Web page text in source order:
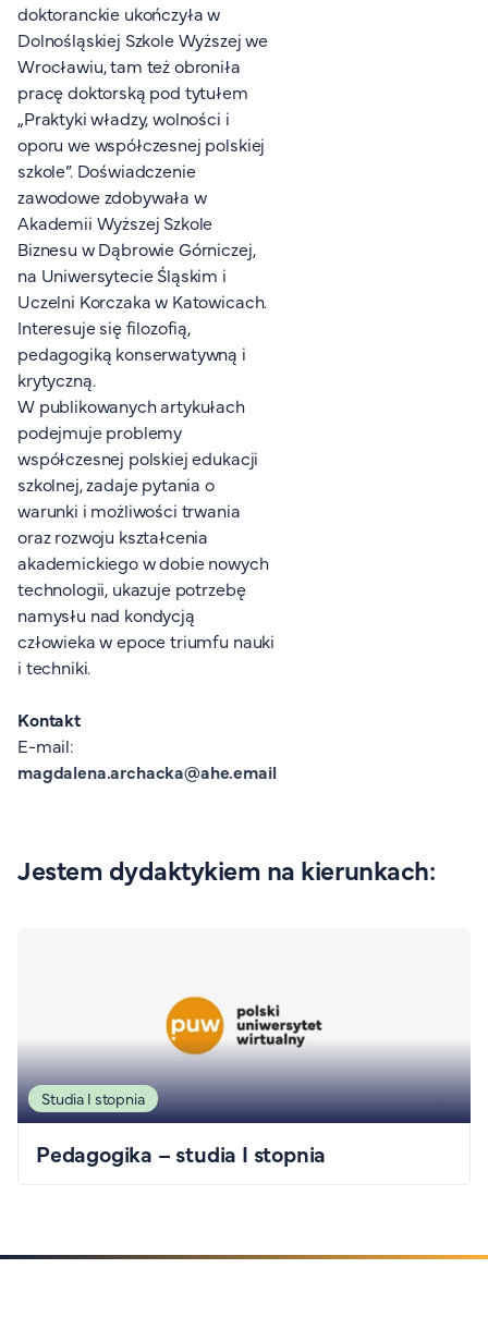
Jak zostać studentem AHE
Biuro rekrutacji
Zasady przyjęcia na studia
Harmonogram przyjęć na studia
O PUW
O nas
Akademia Online
Jak się studiuje przez Internet?
FAQ
Nasi wykładowcy
Strefa wiedzy
Kontakt
Górny pasek
Rekrutacja
Platforma zdalnego nauczania
Wirtualny Pokój Studenta
doktoranckie ukończyła w
Dolnośląskiej Szkole Wyższej we
Wrocławiu, tam też obroniła
pracę doktorską pod tytułem
„Praktyki władzy, wolności i
oporu we współczesnej polskiej
szkole”. Doświadczenie
zawodowe zdobywała w
Akademii Wyższej Szkole
Biznesu w Dąbrowie Górniczej,
na Uniwersytecie Śląskim i
Uczelni Korczaka w Katowicach.
Interesuje się filozofią,
pedagogiką konserwatywną i
krytyczną.
W publikowanych artykułach
podejmuje problemy
współczesnej polskiej edukacji
szkolnej, zadaje pytania o
warunki i możliwości trwania
oraz rozwoju kształcenia
akademickiego w dobie nowych
technologii, ukazuje potrzebę
namysłu nad kondycją
człowieka w epoce triumfu nauki
i techniki.
Kontakt
E-mail:
magdalena.archacka@ahe.email
Jestem dydaktykiem na kierunkach:
Studia I stopnia
Pedagogika – studia I stopnia